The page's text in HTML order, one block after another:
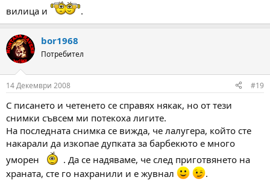
вилица и
.
bor1968
Потребител
14 Декември 2008 #19
С писането и четенето се справях някак, но от тези
снимки съвсем ми потекоха лигите.
На последната снимка се вижда, че лалугера, който сте
накарали да изкопае дупката за барбекюто е много
уморен
. Да се надяваме, че след приготвянето на
храната, сте го нахранили и е жувнал
.